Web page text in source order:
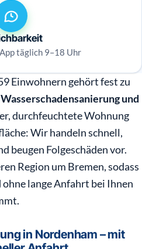
täglich 9–18 Uhr
Einwohnern gehört fest zu
Wasserschadensanierung und
durchfeuchtete Wohnung
Wir handeln schnell,
beugen Folgeschäden vor.
Region um Bremen, sodass
lange Anfahrt bei Ihnen
in Nordenham – mit